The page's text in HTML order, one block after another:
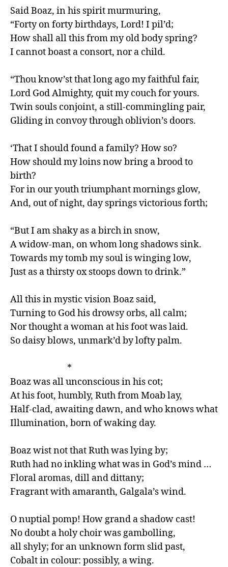
Said Boaz, in his spirit murmuring,
“Forty on forty birthdays, Lord! I pil’d;
How shall all this from my old body spring?
I cannot boast a consort, nor a child.
“Thou know’st that long ago my faithful fair,
Lord God Almighty, quit my couch for yours.
Twin souls conjoint, a still-commingling pair,
Gliding in convoy through oblivion’s doors.
‘That I should found a family? How so?
How should my loins now bring a brood to
birth?
For in our youth triumphant mornings glow,
And, out of night, day springs victorious forth;
“But I am shaky as a birch in snow,
A widow-man, on whom long shadows sink.
Towards my tomb my soul is winging low,
Just as a thirsty ox stoops down to drink.”
All this in mystic vision Boaz said,
Turning to God his drowsy orbs, all calm;
Nor thought a woman at his foot was laid.
So daisy blows, unmark’d by lofty palm.
Boaz was all unconscious in his cot;
At his foot, humbly, Ruth from Moab lay,
Half-clad, awaiting dawn, and who knows what
Illumination, born of waking day.
Boaz wist not that Ruth was lying by;
Ruth had no inkling what was in God’s mind …
Floral aromas, dill and dittany;
Fragrant with amaranth, Galgala’s wind.
O nuptial pomp! How grand a shadow cast!
No doubt a holy choir was gambolling,
all shyly; for an unknown form slid past,
Cobalt in colour: possibly, a wing.